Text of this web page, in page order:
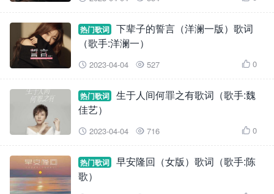
热门歌词
下辈子的誓言（洋澜一版）歌词
（歌手:洋澜一）
 2023-04-04  527  0
热门歌词
生于人间何罪之有歌词（歌手:魏
佳艺）
 2023-04-04  716  0
热门歌词
早安隆回（女版）歌词（歌手:陈
歌）